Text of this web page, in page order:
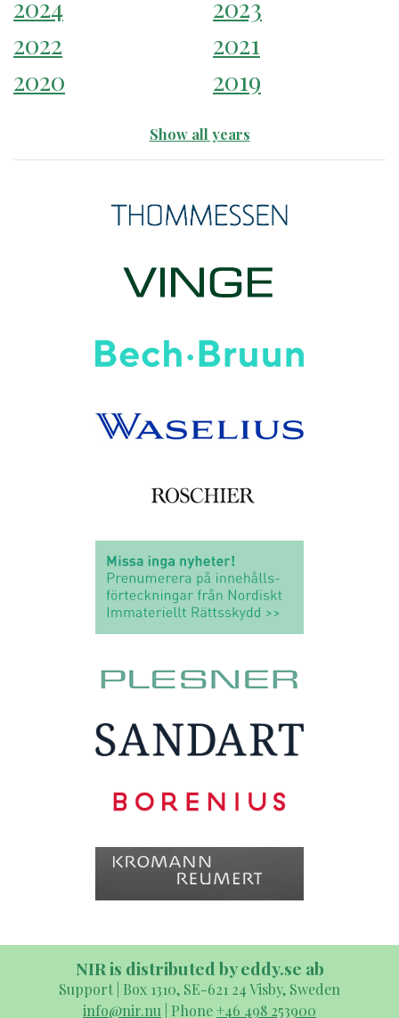
2024
2023
2022
2021
2020
2019
Show all years
NIR is distributed by eddy.se ab
Support | Box 1310, SE-621 24 Visby, Sweden
info@nir.nu | Phone+46 498 253900